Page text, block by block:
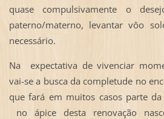
quase compulsivamente o
paterno/materno, levantar vôo
necessário.
Na expectativa de vivenciar
vai-se a busca da completude no
que fará em muitos casos parte
no ápice desta renovação